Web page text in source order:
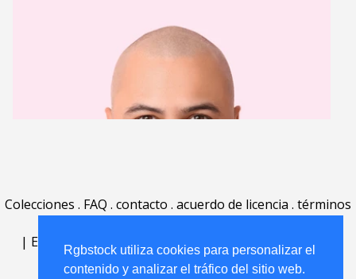
Rgbstock utiliza cookies para personalizar el
contenido y analizar el tráfico del sitio web.
Colecciones . FAQ . contacto . acuerdo de licencia . términos
| English | Deutsch| Español Português
Nederlands|